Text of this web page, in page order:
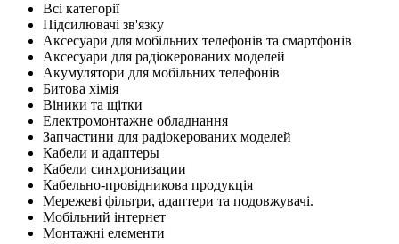
Всі категорії
Підсилювачі зв'язку
Аксесуари для мобільних телефонів та смартфонів
Аксесуари для радіокерованих моделей
Акумулятори для мобільних телефонів
Битова хімія
Віники та щітки
Електромонтажне обладнання
Запчастини для радіокерованих моделей
Кабели и адаптеры
Кабели синхронизации
Кабельно-провідникова продукція
Мережеві фільтри, адаптери та подовжувачі.
Мобільний інтернет
Монтажні елементи